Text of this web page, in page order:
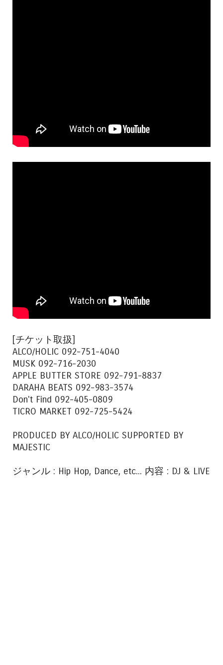
[チケット取扱]
ALCO/HOLIC 092-751-4040
MUSK 092-716-2030
APPLE BUTTER STORE 092-791-8837
DARAHA BEATS 092-983-3574
Don't Find 092-405-0809
TICRO MARKET 092-725-5424
PRODUCED BY ALCO/HOLIC SUPPORTED BY
MAJESTIC
ジャンル : Hip Hop, Dance, etc... 内容 : DJ & LIVE